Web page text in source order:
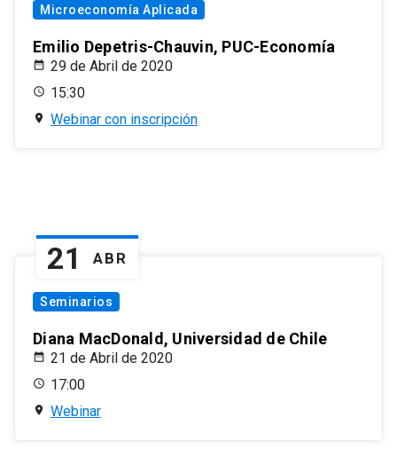
Microeconomía Aplicada
Emilio Depetris-Chauvin, PUC-Economía
29 de Abril de 2020
15:30
Webinar con inscripción
21 ABR
Seminarios
Diana MacDonald, Universidad de Chile
21 de Abril de 2020
17:00
Webinar